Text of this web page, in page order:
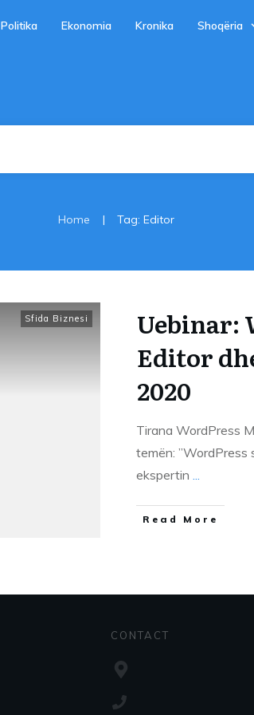
Politika Ekonomia Kronika Shoqëria
Home | Tag: Editor
Sfida Biznesi
Uebinar:
Editor
2020
Tirana WordPress
temën: ”WordPress
ekspertin ...
​Read More
CONTACT